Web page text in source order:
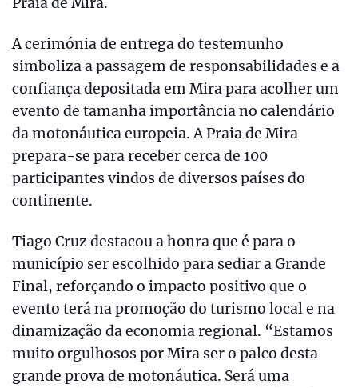
A cerimónia de entrega do testemunho
simboliza a passagem de responsabilidades e a
confiança depositada em Mira para acolher um
evento de tamanha importância no calendário
da motonáutica europeia. A Praia de Mira
prepara-se para receber cerca de 100
participantes vindos de diversos países do
continente.
Tiago Cruz destacou a honra que é para o
município ser escolhido para sediar a Grande
Final, reforçando o impacto positivo que o
evento terá na promoção do turismo local e na
dinamização da economia regional. “Estamos
muito orgulhosos por Mira ser o palco desta
grande prova de motonáutica. Será uma